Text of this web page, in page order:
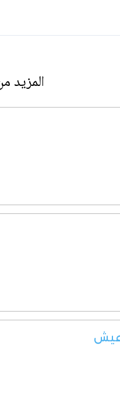
المزيد